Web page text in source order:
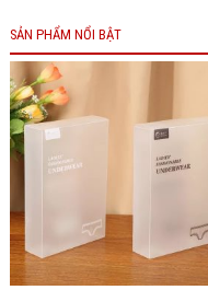
SẢN PHẨM NỔI BẬT